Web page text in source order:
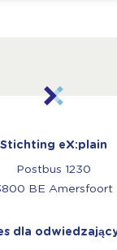
Stichting eX:plain
Postbus 1230
BE Amersfoort
dla